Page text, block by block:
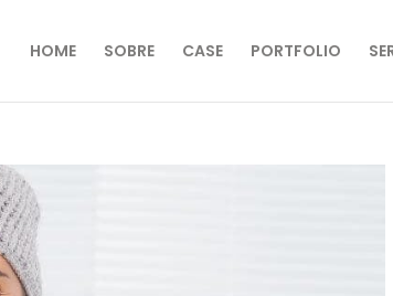
HOME SOBRE CASE PORTFOLIO